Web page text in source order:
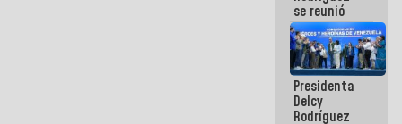
se reunió
con Estado
Mayor
Eléctrico
para
abordar
planes de
acción
Presidenta
Delcy
Rodríguez